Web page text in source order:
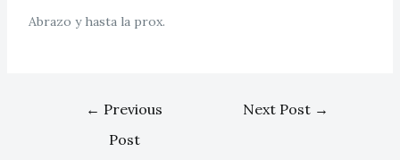
Abrazo y hasta la prox.
← Previous
Post
Next Post →